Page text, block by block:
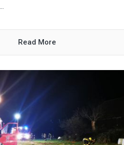
Read More